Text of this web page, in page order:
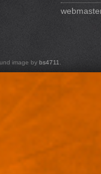
image by bs4711